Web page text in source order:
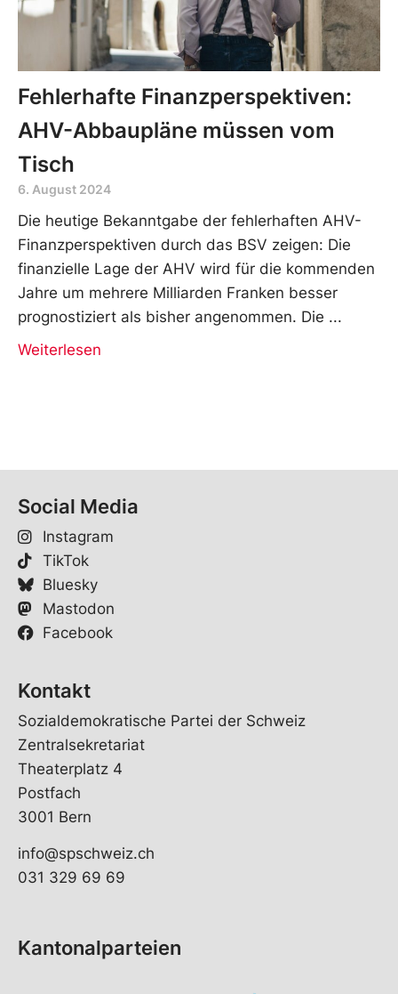
Fehlerhafte Finanzperspektiven:
AHV-Abbaupläne müssen vom
Tisch
6. August 2024
Die heutige Bekanntgabe der fehlerhaften AHV-
Finanzperspektiven durch das BSV zeigen: Die
finanzielle Lage der AHV wird für die kommenden
Jahre um mehrere Milliarden Franken besser
prognostiziert als bisher angenommen. Die
Weiterlesen
Social Media
Instagram
TikTok
Bluesky
Mastodon
Facebook
Kontakt
Sozialdemokratische Partei der Schweiz
Zentralsekretariat
Theaterplatz 4
Postfach
3001 Bern
info@spschweiz.ch
031 329 69 69
Kantonalparteien